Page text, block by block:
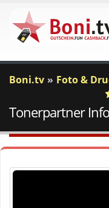
Boni.tv Foto &
Tonerpartner